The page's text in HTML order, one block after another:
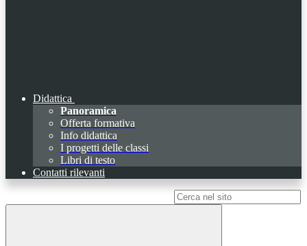
Didattica
Panoramica
Offerta formativa
Info didattica
I progetti delle classi
Libri di testo
Contatti rilevanti